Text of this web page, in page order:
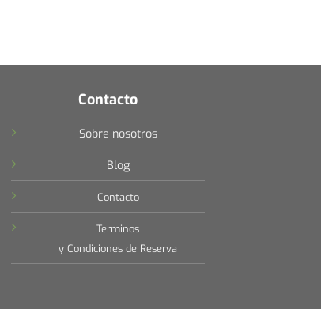
Contacto
Sobre nosotros
Blog
Contacto
Terminos
y Condiciones de Reserva